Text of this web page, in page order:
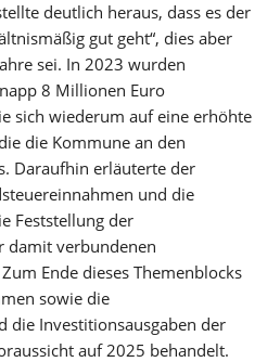
deutlich heraus, dass es der
gut geht“, dies aber
sei. In 2023 wurden
8 Millionen Euro
sich wiederum auf eine erhöhte
die Kommune an den
Daraufhin erläuterte der
und die
Feststellung der
damit verbundenen
Ende dieses Themenblocks
sowie die
die Investitionsausgaben der
auf 2025 behandelt.